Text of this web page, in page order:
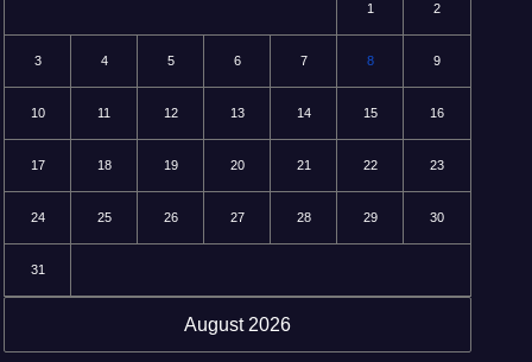
August 2026
1 2
3 4 5 6 7 8 9
10 11 12 13 14 15 16
17 18 19 20 21 22 23
24 25 26 27 28 29 30
31